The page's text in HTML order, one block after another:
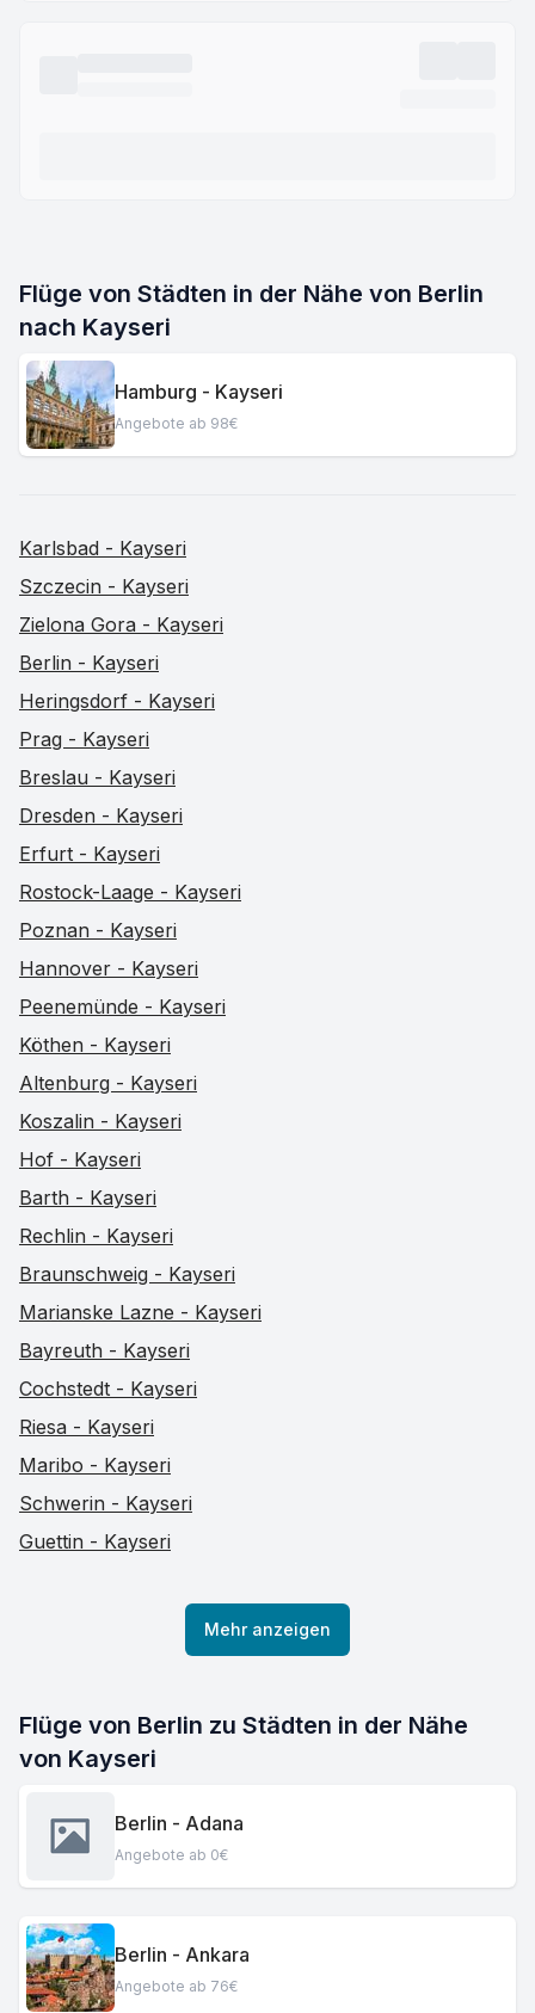
Flüge von Städten in der Nähe von Berlin
nach Kayseri
Hamburg - Kayseri
Angebote ab 98€
Karlsbad - Kayseri
Szczecin - Kayseri
Zielona Gora - Kayseri
Berlin - Kayseri
Heringsdorf - Kayseri
Prag - Kayseri
Breslau - Kayseri
Dresden - Kayseri
Erfurt - Kayseri
Rostock-Laage - Kayseri
Poznan - Kayseri
Hannover - Kayseri
Peenemünde - Kayseri
Köthen - Kayseri
Altenburg - Kayseri
Koszalin - Kayseri
Hof - Kayseri
Barth - Kayseri
Rechlin - Kayseri
Braunschweig - Kayseri
Marianske Lazne - Kayseri
Bayreuth - Kayseri
Cochstedt - Kayseri
Riesa - Kayseri
Maribo - Kayseri
Schwerin - Kayseri
Guettin - Kayseri
Mehr anzeigen
Flüge von Berlin zu Städten in der Nähe
von Kayseri
Berlin - Adana
Angebote ab 0€
Berlin - Ankara
Angebote ab 76€